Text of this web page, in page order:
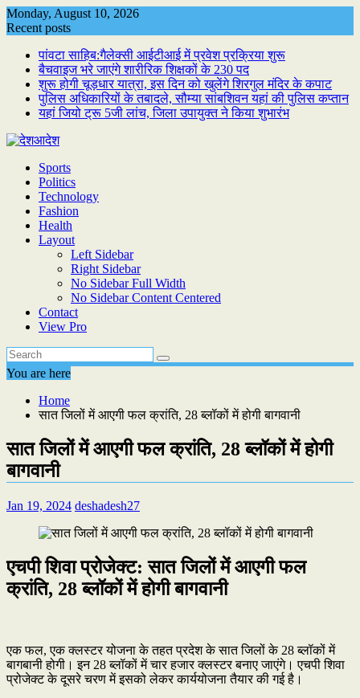
Skip
to
Monday, August 10, 2026
Recent posts
पांवटा साहिब:गैलेक्सी आईटीआई में प्रवेश प्रक्रिया शुरू
बैचवाइज भरे जाएंगे शारीरिक शिक्षकों के 230 पद
शुरू होगी चूड़धार यात्रा, इस दिन को खुलेंगे शिरगुल मंदिर के कपाट
पुलिस अधिकारियों के तबादले, सौम्या सांबशिवन यहां की पुलिस कप्तान
यहां जियो ट्रू 5जी लांच, जिला उपायुक्त ने किया शुभारंभ
Sports
Politics
Technology
Fashion
Health
Layout
Left Sidebar
Right Sidebar
No Sidebar Full Width
No Sidebar Content Centered
Contact
View Pro
You are here
Home
सात जिलों में आएगी फल क्रांति, 28 ब्लॉकों में होगी बागवानी
सात जिलों में आएगी फल क्रांति, 28 ब्लॉकों में होगी
बागवानी
Jan 19, 2024 deshadesh27
एचपी शिवा प्रोजेक्ट: सात जिलों में आएगी फल
क्रांति, 28 ब्लॉकों में होगी बागवानी
एक फल, एक क्लस्टर योजना के तहत प्रदेश के सात जिलों के 28 ब्लॉकों में
बागबानी होगी। इन 28 ब्लॉकों में चार हजार क्लस्टर बनाए जाएंगे। एचपी शिवा
प्रोजेक्ट के दूसरे चरण में इसको लेकर कार्ययोजना तैयार की गई है।